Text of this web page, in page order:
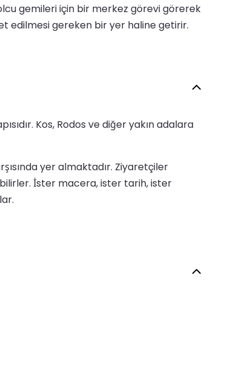
gemileri için bir merkez görevi görerek
edilmesi gereken bir yer haline getirir.
Kos, Rodos ve diğer yakın adalara
yer almaktadır. Ziyaretçiler
İster macera, ister tarih, ister